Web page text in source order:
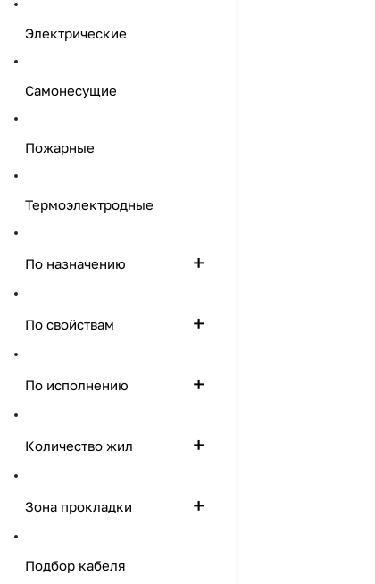
Электрические
Самонесущие
Пожарные
Термоэлектродные
По назначению
По свойствам
По исполнению
Количество жил
Зона прокладки
Подбор кабеля